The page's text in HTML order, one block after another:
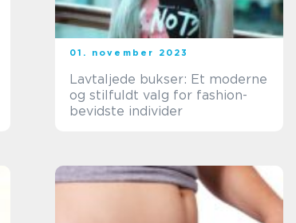
01. november 2023
Lavtaljede bukser: Et moderne
og stilfuldt valg for fashion-
bevidste individer